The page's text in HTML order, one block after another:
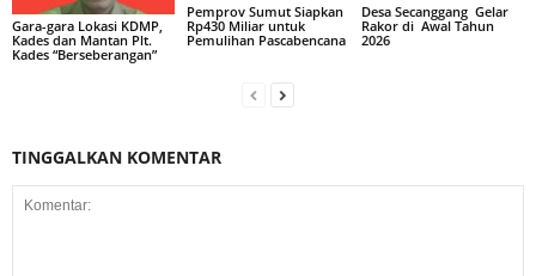
Gara-gara Lokasi KDMP,
Kades dan Mantan Plt.
Kades “Berseberangan”
Pemprov Sumut Siapkan
Rp430 Miliar untuk
Pemulihan Pascabencana
Desa Secanggang Gelar
Rakor di Awal Tahun
2026
TINGGALKAN KOMENTAR